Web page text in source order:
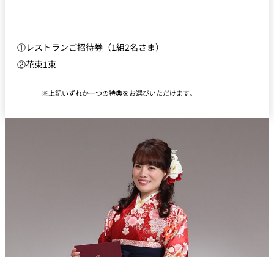
①レストランご招待券（1組2名さま）
②花束1束
上記いずれか一つの特典をお選びいただけます。